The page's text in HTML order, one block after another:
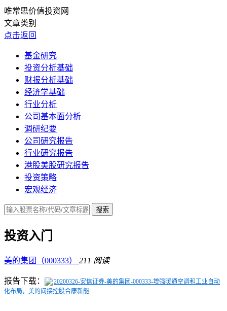
唯常思价值投资网
文章类别
点击返回
基金研究
投资分析基础
财报分析基础
经济学基础
行业分析
公司基本面分析
调研纪要
公司研究报告
行业研究报告
港股美股研究报告
投资策略
宏观经济
投资入门
美的集团（000333） 211 阅读
报告下载：
20200326-安信证券-美的集团-000333-增强暖通空调和工业自动
化布局，美的间接控股合康新能